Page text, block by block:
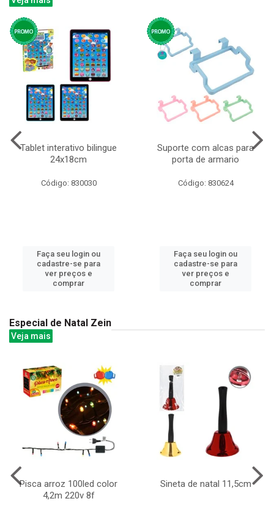
Tablet interativo bilingue
24x18cm
Código: 830030
Faça seu login ou
cadastre-se para
ver preços e
comprar
Suporte com alcas para
porta de armario
Código: 830624
Faça seu login ou
cadastre-se para
ver preços e
comprar
Especial de Natal Zein
Veja mais
Pisca arroz 100led color
4,2m 220v 8f
Sineta de natal 11,5cm